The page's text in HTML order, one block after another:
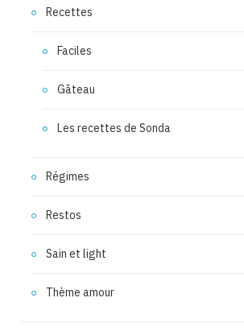
Recettes
Faciles
Gâteau
Les recettes de Sonda
Régimes
Restos
Sain et light
Thème amour